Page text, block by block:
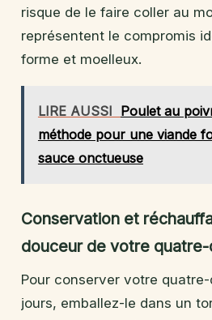
risque de le faire coller au
représentent le compromis
forme et moelleux.
LIRE AUSSI Poulet au
méthode pour une viande
sauce onctueuse
Conservation et
douceur de votre
Pour conserver votre
jours, emballez-le dans un